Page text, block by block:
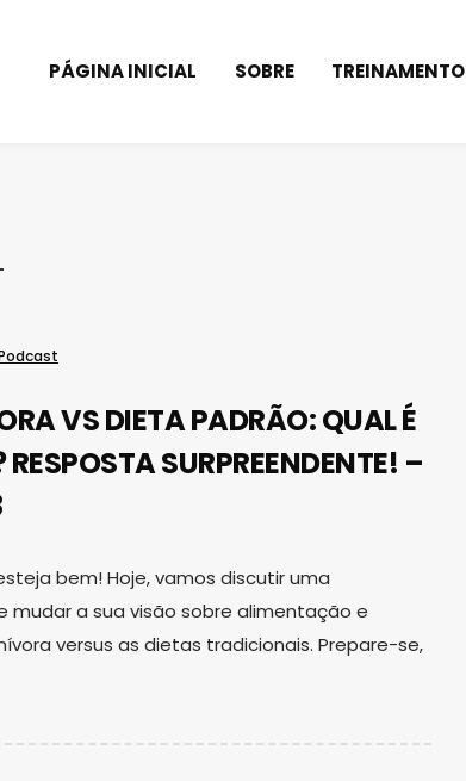
PÁGINA INICIAL SOBRE TREINAMENTO
VS DIETA PADRÃO: QUAL É
SURPREENDENTE! –
bem! Hoje, vamos discutir uma
mudar a sua visão sobre alimentação e
versus as dietas tradicionais. Prepare-se,